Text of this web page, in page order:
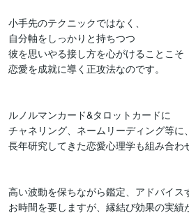
小手先のテクニックではなく、
自分軸をしっかりと持ちつつ
彼を思いやる接し方を心がけることこそ
恋愛を成就に導く正攻法なのです。
ルノルマンカード&タロットカードに
チャネリング、ネームリーディング等に、
長年研究してきた恋愛心理学も組み合わ
高い波動を保ちながら鑑定、アドバイス
お時間を要しますが、縁結び効果の実績